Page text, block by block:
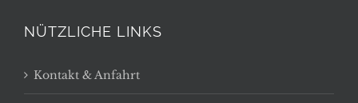
NÜTZLICHE LINKS
Kontakt & Anfahrt